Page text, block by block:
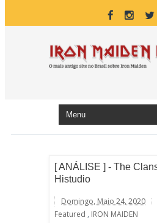
[ ANÁLISE ] - The
Histudio
Domingo, Maio 24, 2020
Featured , IRON MAIDEN